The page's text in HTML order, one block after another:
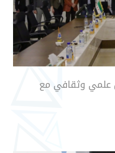
علمي وثقافي مع